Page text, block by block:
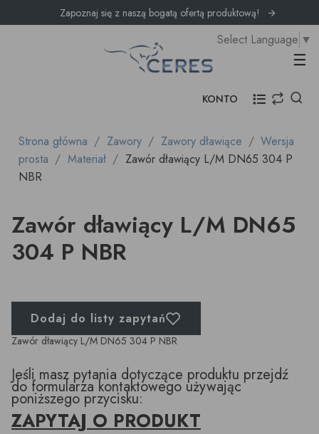
Zapoznaj się z naszą bogatą ofertą produktową!
☰
Select Language ▼
KONTO
Strona główna Zawory Zawory dławiące
Wersja
prosta
Materiał
Zawór dławiący L/M DN65 304 P
NBR
Zawór dławiący L/M DN65
304 P NBR
Dodaj do listy zapytań
Zawór dławiący L/M DN65 304 P NBR
Jeśli masz pytania dotyczące produktu przejdź
do formularza kontaktowego używając
poniższego przycisku:
ZAPYTAJ O PRODUKT